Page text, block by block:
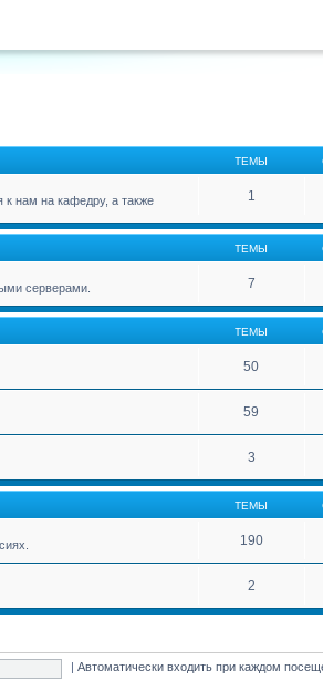
ТЕМЫ
нам на кафедру, а также
1
ТЕМЫ
серверами. 7
ТЕМЫ
50
59
3
ТЕМЫ
190
2
Автоматически входить при каждом